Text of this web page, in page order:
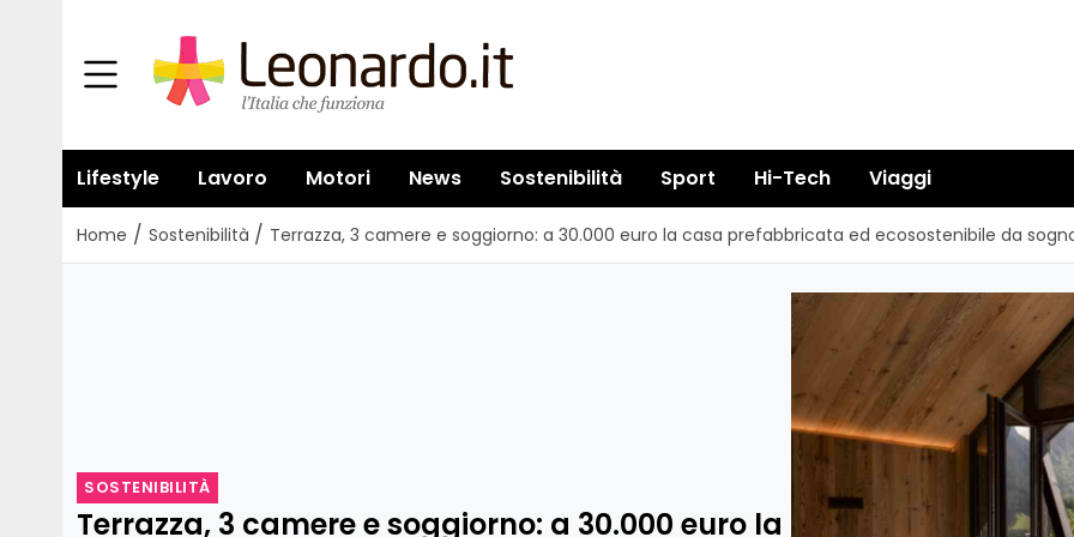
Lifestyle Lavoro Motori News Sostenibilità Sport Hi-Tech Viaggi
Home / Sostenibilità / Terrazza, 3 camere e soggiorno: a 30.000 euro la casa prefabbricata ed ecosostenibile da
SOSTENIBILITÀ
Terrazza, 3 camere e soggiorno: a 30.000 euro la